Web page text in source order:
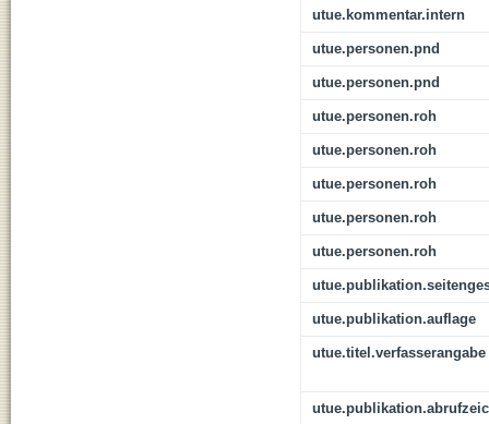
utue.kommentar.intern
utue.personen.pnd
utue.personen.pnd
utue.personen.roh
utue.personen.roh
utue.personen.roh
utue.personen.roh
utue.personen.roh
utue.publikation.auflage
utue.titel.verfasserangabe